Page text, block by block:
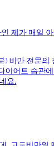
제가 매일
! 비만 전문의
이어트 습관
요.